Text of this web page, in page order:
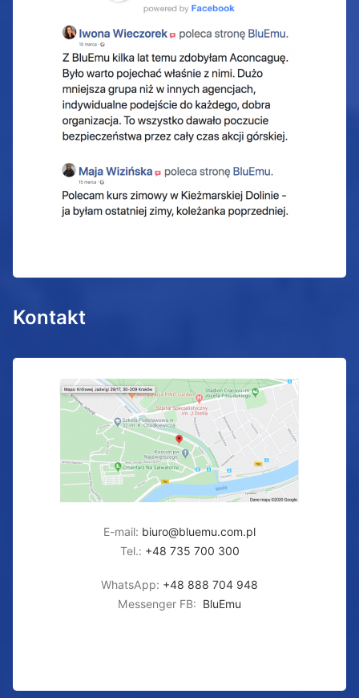
Kontakt
E-mail: biuro@bluemu.com.pl
Tel.: +48 735 700 300
WhatsApp: +48 888 704 948
Messenger FB: BluEmu